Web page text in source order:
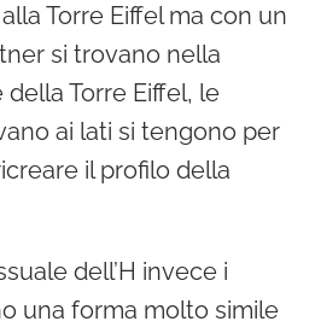
Torre Eiffel ma con un
si trovano nella
Torre Eiffel, le
ai lati si tengono per
il profilo della
dell’H invece i
una forma molto simile